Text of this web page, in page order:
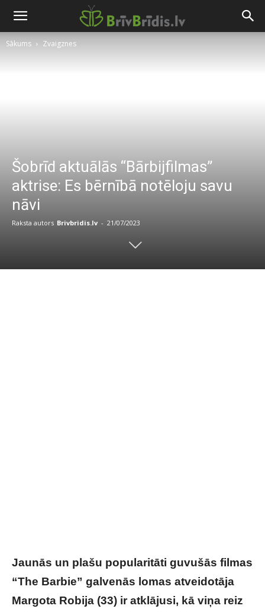
Sākums Zvaigznes
Šobrīd aktuālās “Bārbijfilmas”
aktrise: Es bērnībā notēloju savu
nāvi
Raksta autors Brivbridis.lv - 21/07/2023
Jaunās un plašu popularitāti guvušās filmas
“The Barbie” galvenās lomas atveidotāja
Margota Robija (33) ir atklājusi, kā viņa reiz